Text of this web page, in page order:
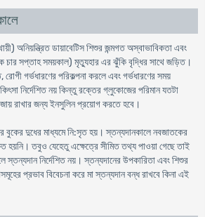
অনিয়ন্ত্রিত ডায়াবেটিস শিশুর জন্মগত অস্বাভাবিকতা এবং
চার সপ্তাহ সময়কাল) মৃত্যুহার এর ঝুঁকি বৃদ্ধির সাথে জড়িত।
গর্ভধারণের পরিকল্পনা করলে এবং গর্ভধারণের সময়
নির্দেশিত নয় কিন্তু রক্তের গ্লুকোজের পরিমান যতটা
রাখার জন্য ইনসুলিন প্রয়োগ করতে হবে।
বুকের দুধের মাধ্যমে নি:সৃত হয়। স্তন্যদানকালে নবজাতকের
হয়নি। তবুও যেহেতু এক্ষেত্রে সীমিত তথ্য পাওয়া গেছে তাই
স্তন্যদান নির্দেশিত নয়। স্তন্যদানের উপকারিতা এবং শিশুর
প্রভাব বিবেচনা করে মা স্তন্যদান বন্ধ রাখবে কিনা এই